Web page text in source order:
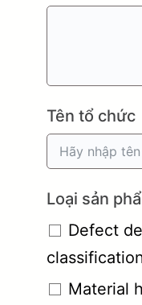
Tên tổ chức
Loại sản
Defect
Material